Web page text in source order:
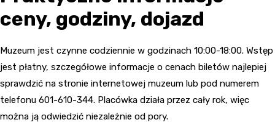
ceny, godziny, dojazd
Muzeum jest czynne codziennie w godzinach 10:00-18:00. Wstęp
jest płatny, szczegółowe informacje o cenach biletów najlepiej
sprawdzić na stronie internetowej muzeum lub pod numerem
telefonu 601-610-344. Placówka działa przez cały rok, więc
można ją odwiedzić niezależnie od pory.